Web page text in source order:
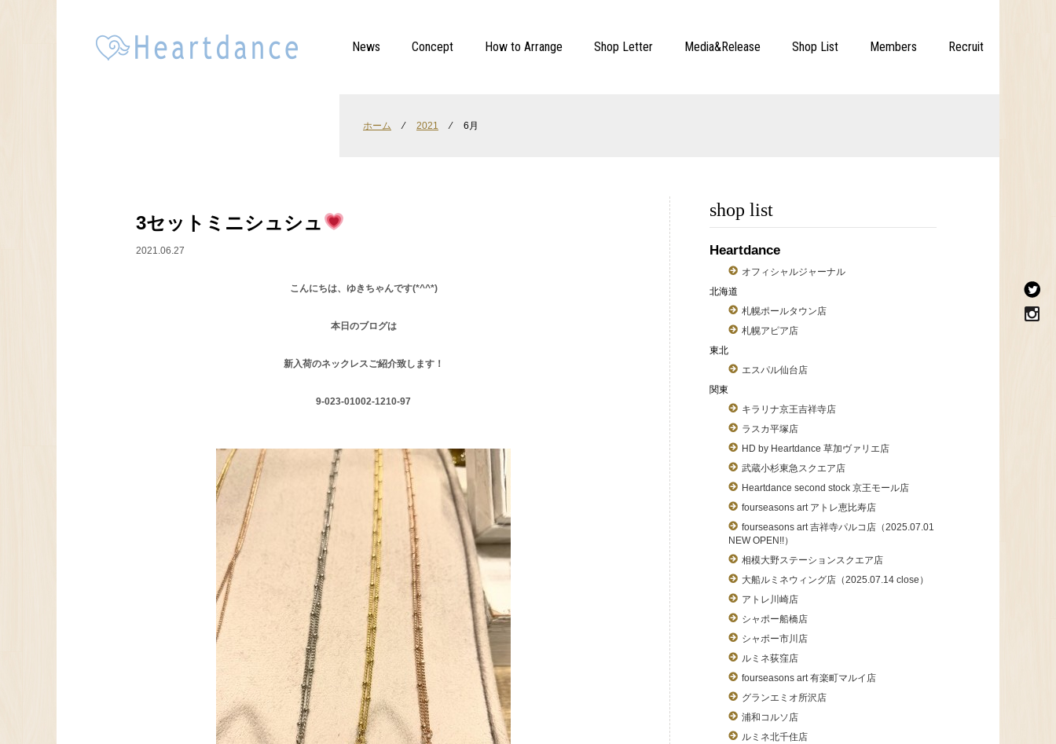
News Concept How to Arrange Shop Letter Media&Release Shop List Members Recruit
ホーム ⁄ 2021 ⁄ 6月
3セットミニシュシュ
2021.06.27
こんにちは、ゆきちゃんです(*^^*)
本日のブログは
新入荷のネックレスご紹介致します！
9-023-01002-1210-97
shop list
Heartdance
オフィシャルジャーナル
北海道
札幌ポールタウン店
札幌アピア店
東北
エスパル仙台店
関東
キラリナ京王吉祥寺店
ラスカ平塚店
HD by Heartdance 草加ヴァリエ店
武蔵小杉東急スクエア店
Heartdance second stock 京王モール店
fourseasons art アトレ恵比寿店
fourseasons art 吉祥寺パルコ店（2025.07.01
NEW OPEN!!）
相模大野ステーションスクエア店
大船ルミネウィング店（2025.07.14 close）
アトレ川崎店
シャポー船橋店
シャポー市川店
ルミネ荻窪店
fourseasons art 有楽町マルイ店
グランエミオ所沢店
浦和コルソ店
ルミネ北千住店